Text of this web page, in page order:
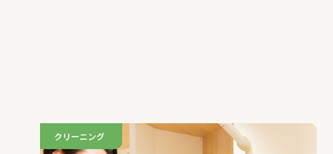
クリーニング